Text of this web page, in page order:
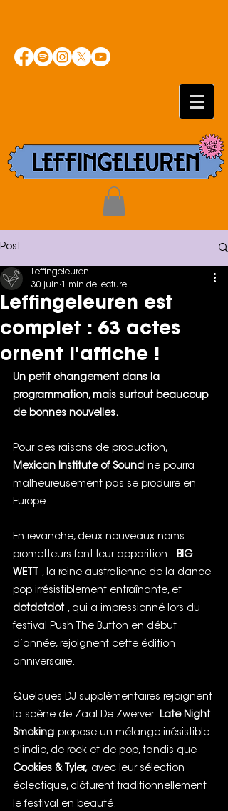
Post
Leffingeleuren est
complet : 63 actes
ornent l'affiche !
Leffingeleuren
30 juin
1 min de lecture
Un petit changement dans la
programmation, mais surtout beaucoup
de bonnes nouvelles.
Pour des raisons de production,
Mexican Institute of Sound ne pourra
malheureusement pas se produire en
Europe.
En revanche, deux nouveaux noms
prometteurs font leur apparition : BIG
WETT
, la reine australienne de la dance-
pop irrésistiblement entraînante, et
dotdotdot , qui a impressionné lors du
festival Push The Button en début
d’année, rejoignent cette édition
anniversaire.
Quelques DJ supplémentaires rejoignent
la scène de Zaal De Zwerver. Late Night
Smoking propose un mélange irrésistible
d'indie, de rock et de pop, tandis que
Cookies & Tyler, avec leur sélection
éclectique, clôturent traditionnellement
le festival en beauté.